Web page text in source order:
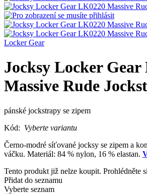
Locker Gear
Jocksy Locker Gear
Massive Rude
pánské jockstrapy se zipem
Kód: Vyberte variantu
Černo-modré síťované jocksy se zipem a
váčku. Materiál: 84 % nylon, 16 % elastan.
Tento produkt již nelze koupit. Prohlédněte si
Přidat do seznamu
Vyberte seznam